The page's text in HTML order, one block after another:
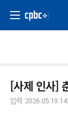
[사제 인사]
입력